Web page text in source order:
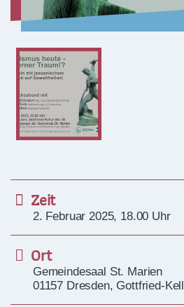
01187 Dresden-
Zeit
2. Februar 2025, 18.00 Uhr
Ort
Gemeindesaal St. Marien
01157 Dresden, Gottfried-